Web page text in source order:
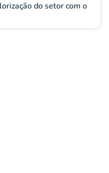
do setor com o